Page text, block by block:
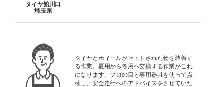
タイヤ館川口
埼玉県
タイヤとホイールがセットされた物を装着す
る作業。夏用から冬用へ交換する作業がこれ
になります。プロの目と専用器具を使って点
検し、安全走行へのアドバイスをさせていた